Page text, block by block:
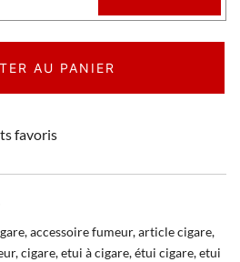
AU PANIER
favoris
,accessoire fumeur,article cigare,
,cigare,etui à cigare,étui cigare,etui